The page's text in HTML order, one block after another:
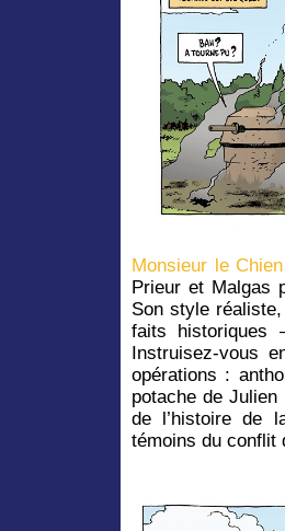
Monsieur le Chien
Prieur et Malgas
Son style
faits
Instruisez-vous
opérations :
potache de
de l’histoire de
témoins du conflit